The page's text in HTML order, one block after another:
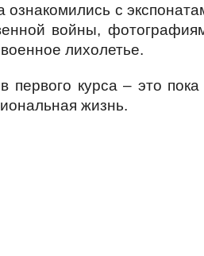
ознакомились с
войны,
лихолетье.
первого курса – это
жизнь.